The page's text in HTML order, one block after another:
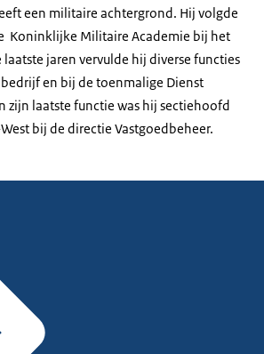
een militaire achtergrond. Hij volgde
Koninklijke Militaire Academie bij het
laatste jaren vervulde hij diverse functies
en bij de toenmalige Dienst
zijn laatste functie was hij sectiehoofd
bij de directie Vastgoedbeheer.